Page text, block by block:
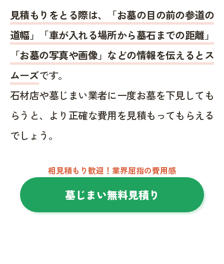
見積もりをとる際は、「お墓の目の前の参道の
道幅」「車が入れる場所から墓石までの距離」
「お墓の写真や画像」などの情報を伝えるとス
ムーズです。
石材店や墓じまい業者に一度お墓を下見しても
らうと、より正確な費用を見積もってもらえる
でしょう。
相見積もり歓迎！業界屈指の費用感
墓じまい無料見積り